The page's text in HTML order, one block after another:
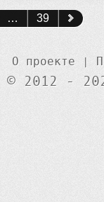
… 39
О проекте |
© 2012 -